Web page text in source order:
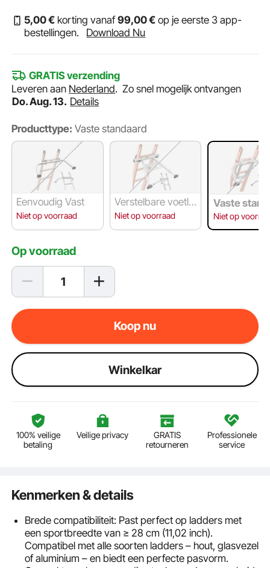
5,00€ korting vanaf99,00€ op je eerste 3 app-
bestellingen.
Download Nu
GRATIS verzending
Leveren aan Nederland.Zo snel mogelijk ontvangen
Do. Aug. 13. Details
Producttype: Vaste standaard
Eenvoudig Vast
Niet op voorraad
Verstelbare voetle
ngte
Niet op voorraad
Vaste
Niet op
Op voorraad
Koop nu
Winkelkar
100% veilige
betaling
Veilige privacy
GRATIS
retourneren
Professionele
service
Kenmerken & details
Brede compatibiliteit: Past perfect op ladders met
een sportbreedte van ≥ 28 cm (11,02 inch).
Compatibel met alle soorten ladders – hout, glasvezel
of aluminium – en biedt een perfecte pasvorm.